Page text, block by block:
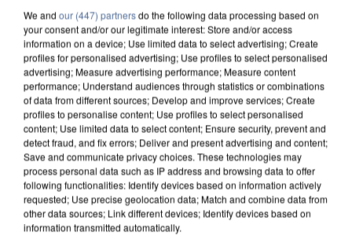
We and our (447) partnersdo the following data processing based on
your consent and/or our legitimate interest: Store and/or access
information on a device; Use limited data to select advertising; Create
profiles for personalised advertising; Use profiles to select personalised
advertising; Measure advertising performance; Measure content
performance; Understand audiences through statistics or combinations
of data from different sources; Develop and improve services; Create
profiles to personalise content; Use profiles to select personalised
content; Use limited data to select content; Ensure security, prevent and
detect fraud, and fix errors; Deliver and present advertising and content;
Save and communicate privacy choices. These technologies may
process personal data such as IP address and browsing data to offer
following functionalities: Identify devices based on information actively
requested; Use precise geolocation data; Match and combine data from
other data sources; Link different devices; Identify devices based on
information transmitted automatically.